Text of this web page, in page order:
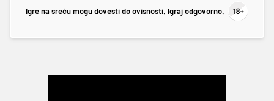
Igre na sreću mogu dovesti do ovisnosti. Igraj odgovorno.